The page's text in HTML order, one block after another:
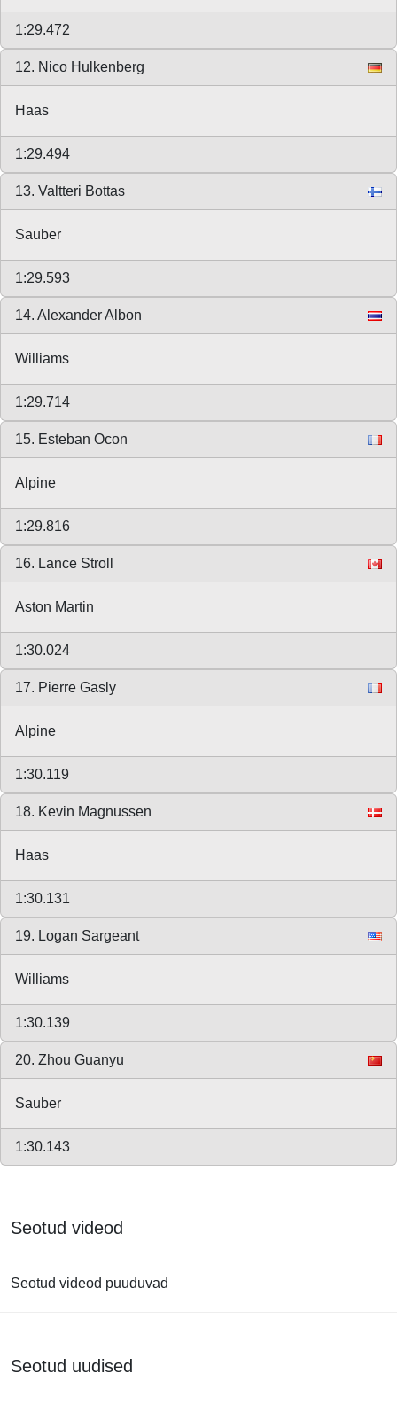
1:29.472
12. Nico Hulkenberg
Haas
1:29.494
13. Valtteri Bottas
Sauber
1:29.593
14. Alexander Albon
Williams
1:29.714
15. Esteban Ocon
Alpine
1:29.816
16. Lance Stroll
Aston Martin
1:30.024
17. Pierre Gasly
Alpine
1:30.119
18. Kevin Magnussen
Haas
1:30.131
19. Logan Sargeant
Williams
1:30.139
20. Zhou Guanyu
Sauber
1:30.143
Seotud videod
Seotud videod puuduvad
Seotud uudised